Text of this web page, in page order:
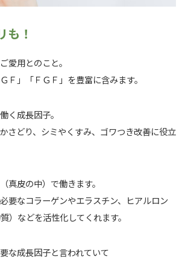
も！
愛用とのこと。
Ｆ」「ＦＧＦ」を豊富に含みます。
く成長因子。
さどり、シミやくすみ、ゴワつき改善に役立
真皮の中）で働きます。
要なコラーゲンやエラスチン、ヒアルロン
）などを活性化してくれます。
な成長因子と言われていて